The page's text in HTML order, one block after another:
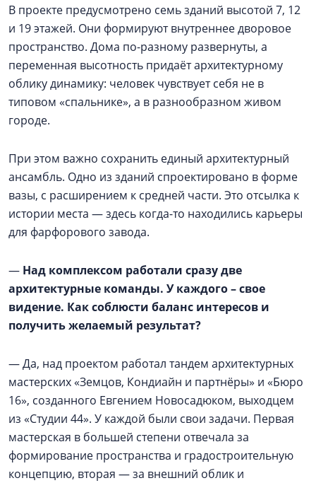
В проекте предусмотрено семь зданий высотой 7, 12
и 19 этажей. Они формируют внутреннее дворовое
пространство. Дома по-разному развернуты, а
переменная высотность придаёт архитектурному
облику динамику: человек чувствует себя не в
типовом «спальнике», а в разнообразном живом
городе.
При этом важно сохранить единый архитектурный
ансамбль. Одно из зданий спроектировано в форме
вазы, с расширением к средней части. Это отсылка к
истории места — здесь когда-то находились карьеры
для фарфорового завода.
— Над комплексом работали сразу две
архитектурные команды. У каждого – свое
видение. Как соблюсти баланс интересов и
получить желаемый результат?
— Да, над проектом работал тандем архитектурных
мастерских «Земцов, Кондиайн и партнёры» и «Бюро
16», созданного Евгением Новосадюком, выходцем
из «Студии 44». У каждой были свои задачи. Первая
мастерская в большей степени отвечала за
формирование пространства и градостроительную
концепцию, вторая — за внешний облик и